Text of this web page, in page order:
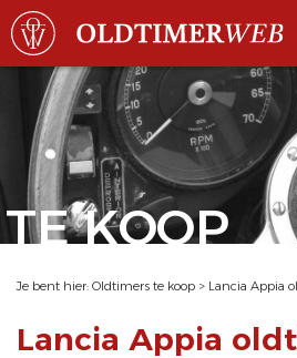
TE KOOP
Je bent hier: Oldtimers te koop > Lancia Appia
Lancia Appia